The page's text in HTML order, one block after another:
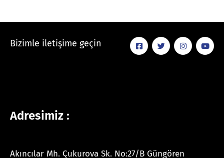
Bizimle iletişime geçin
Adresimiz :
Akıncılar Mh. Çukurova Sk. No:27/B Güngören